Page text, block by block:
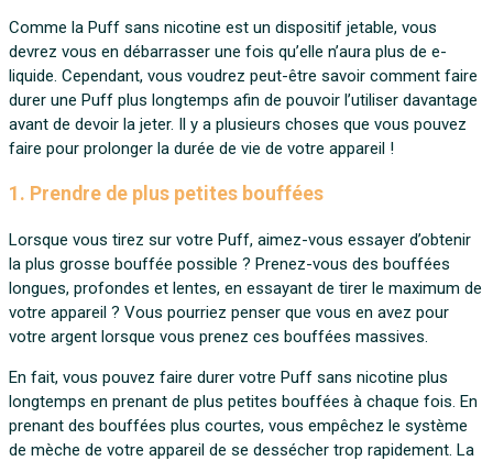
Comme la Puff sans nicotine est un dispositif jetable, vous
devrez vous en débarrasser une fois qu’elle n’aura plus de e-
liquide. Cependant, vous voudrez peut-être savoir comment faire
durer une Puff plus longtemps afin de pouvoir l’utiliser davantage
avant de devoir la jeter. Il y a plusieurs choses que vous pouvez
faire pour prolonger la durée de vie de votre appareil !
1. Prendre de plus petites bouffées
Lorsque vous tirez sur votre Puff, aimez-vous essayer d’obtenir
la plus grosse bouffée possible ? Prenez-vous des bouffées
longues, profondes et lentes, en essayant de tirer le maximum de
votre appareil ? Vous pourriez penser que vous en avez pour
votre argent lorsque vous prenez ces bouffées massives.
En fait, vous pouvez faire durer votre Puff sans nicotine plus
longtemps en prenant de plus petites bouffées à chaque fois. En
prenant des bouffées plus courtes, vous empêchez le système
de mèche de votre appareil de se dessécher trop rapidement. La